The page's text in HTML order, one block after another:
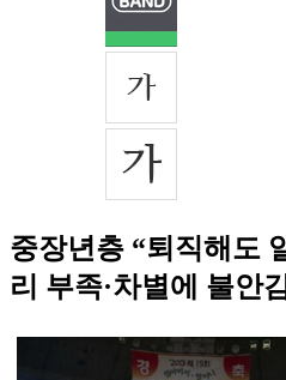
중장년층 “퇴직해도
리 부족·차별에 불안